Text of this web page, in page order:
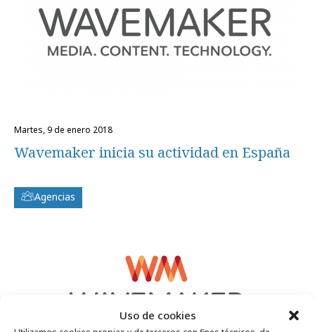
Uso de cookies
martes, 9 de enero 2018
Wavemaker inicia su actividad en España
Agencias